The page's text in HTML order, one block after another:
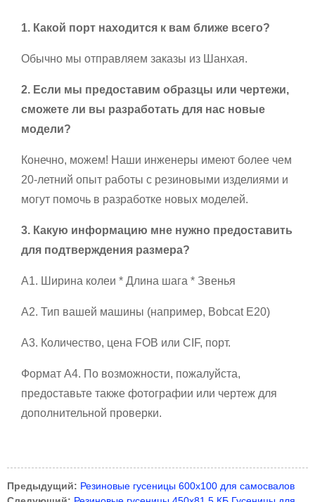
1. Какой порт находится к вам ближе всего?
Обычно мы отправляем заказы из Шанхая.
2. Если мы предоставим образцы или чертежи,
сможете ли вы разработать для нас новые
модели?
Конечно, можем! Наши инженеры имеют более чем
20-летний опыт работы с резиновыми изделиями и
могут помочь в разработке новых моделей.
3. Какую информацию мне нужно предоставить
для подтверждения размера?
A1. Ширина колеи * Длина шага * Звенья
A2. Тип вашей машины (например, Bobcat E20)
A3. Количество, цена FOB или CIF, порт.
Формат А4. По возможности, пожалуйста,
предоставьте также фотографии или чертеж для
дополнительной проверки.
Предыдущий: Резиновые гусеницы 600x100 для самосвалов